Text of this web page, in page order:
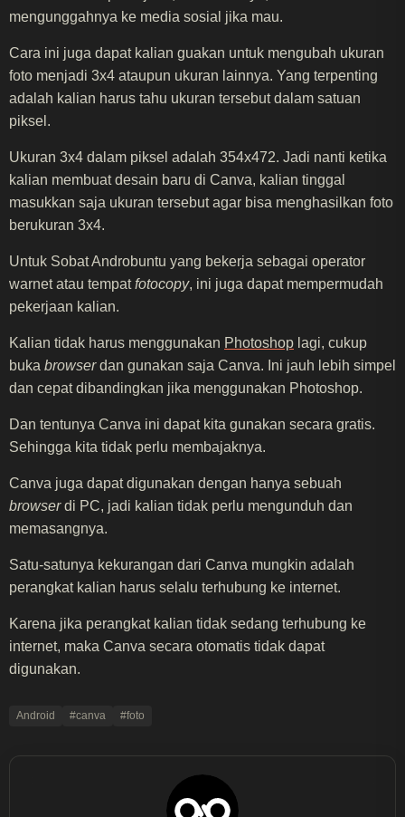
mengunggahnya ke media sosial jika mau.
Cara ini juga dapat kalian guakan untuk mengubah ukuran
foto menjadi 3x4 ataupun ukuran lainnya. Yang terpenting
adalah kalian harus tahu ukuran tersebut dalam satuan
piksel.
Ukuran 3x4 dalam piksel adalah 354x472. Jadi nanti ketika
kalian membuat desain baru di Canva, kalian tinggal
masukkan saja ukuran tersebut agar bisa menghasilkan foto
berukuran 3x4.
Untuk Sobat Androbuntu yang bekerja sebagai operator
warnet atau tempatfotocopy, ini juga dapat mempermudah
pekerjaan kalian.
Kalian tidak harus menggunakan Photoshop lagi, cukup
buka browserdan gunakan saja Canva. Ini jauh lebih simpel
dan cepat dibandingkan jika menggunakan Photoshop.
Dan tentunya Canva ini dapat kita gunakan secara gratis.
Sehingga kita tidak perlu membajaknya.
Canva juga dapat digunakan dengan hanya sebuah
browserdi PC, jadi kalian tidak perlu mengunduh dan
memasangnya.
Satu-satunya kekurangan dari Canva mungkin adalah
perangkat kalian harus selalu terhubung ke internet.
Karena jika perangkat kalian tidak sedang terhubung ke
internet, maka Canva secara otomatis tidak dapat
digunakan.
Android #canva #foto